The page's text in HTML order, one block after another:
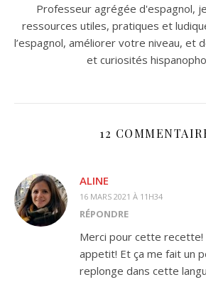
Professeur agrégée d'espagnol,
ressources utiles, pratiques et
l’espagnol, améliorer votre niveau, et
et curiosités
12
ALINE
16 MARS 2021 À 11H34
RÉPONDRE
Merci pour cette recette!
appetit! Et ça me fait un
replonge dans cette